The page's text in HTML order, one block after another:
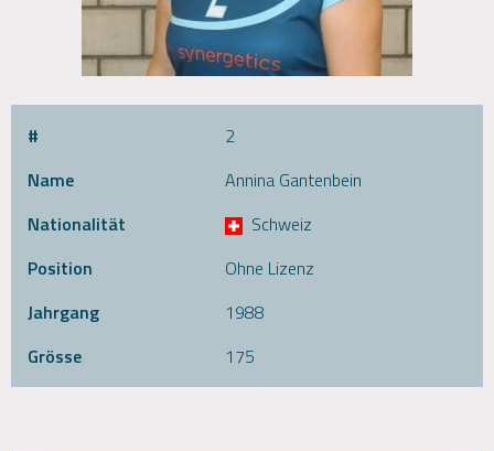
#
2
Name
Annina Gantenbein
Nationalität
Schweiz
Position
Ohne Lizenz
Jahrgang
1988
Grösse
175